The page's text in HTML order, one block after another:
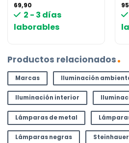
69,90
2 - 3 días
laborables
Productos relacionados
Marcas Iluminación
Iluminación interior
Lámparas de metal
Lámparas negras Steinhauer